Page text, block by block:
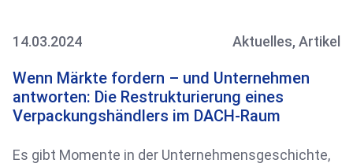
14.03.2024 Aktuelles, Artikel
Wenn Märkte fordern – und Unternehmen
antworten: Die Restrukturierung eines
Verpackungshändlers im DACH-Raum
Es gibt Momente in der Unternehmensgeschichte,